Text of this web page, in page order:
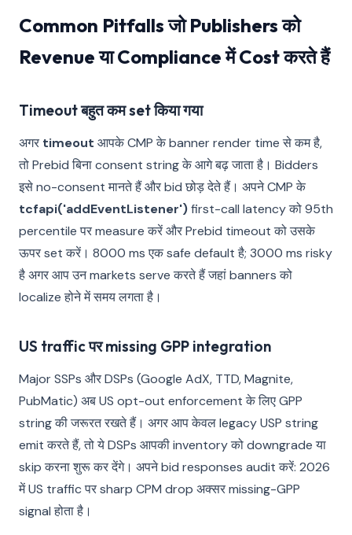
Common Pitfalls जो Publishers को
Revenue या Compliance में Cost करते हैं
Timeout बहुत कम set किया गया
अगर timeout आपके CMP के banner render time से कम है,
तो Prebid बिना consent string के आगे बढ़ जाता है। Bidders
इसे no-consent मानते हैं और bid छोड़ देते हैं। अपने CMP के
tcfapi('addEventListener')first-call latency को 95th
percentile पर measure करें और Prebid timeout को उसके
ऊपर set करें। 8000 ms एक safe default है; 3000 ms risky
है अगर आप उन markets serve करते हैं जहां banners को
localize होने में समय लगता है।
US traffic पर missing GPP integration
Major SSPs और DSPs (Google AdX, TTD, Magnite,
PubMatic) अब US opt-out enforcement के लिए GPP
string की जरूरत रखते हैं। अगर आप केवल legacy USP string
emit करते हैं, तो ये DSPs आपकी inventory को downgrade या
skip करना शुरू कर देंगे। अपने bid responses audit करें: 2026
में US traffic पर sharp CPM drop अक्सर missing-GPP
signal होता है।